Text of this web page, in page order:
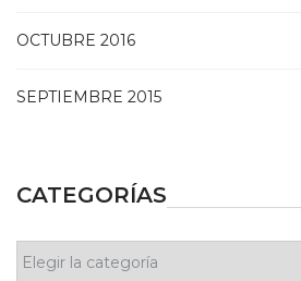
OCTUBRE 2016
SEPTIEMBRE 2015
CATEGORÍAS